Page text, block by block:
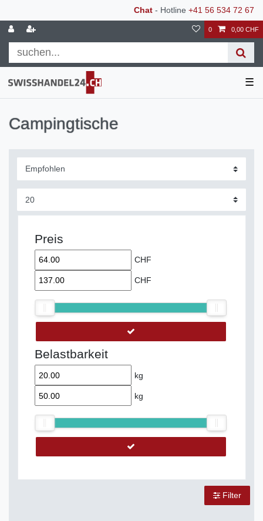
Chat - Hotline +41 56 534 72 67
0 0,00 CHF
☰
Campingtische
Preis
CHF
CHF
Belastbarkeit
kg
kg
Filter